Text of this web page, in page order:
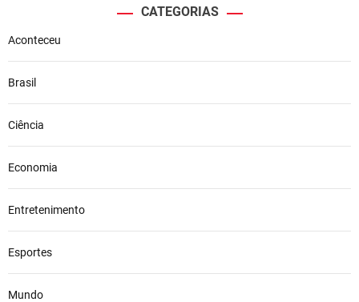
CATEGORIAS
Aconteceu
Brasil
Ciência
Economia
Entretenimento
Esportes
Mundo